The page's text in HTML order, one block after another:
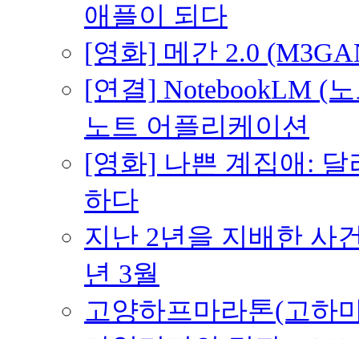
애플이 되다
[영화] 메간 2.0
[연결] NotebookLM (
노트 어플리케이션
[영화] 나쁜 계집애:
하다
지난 2년을 지배한 사
년 3월
고양하프마라톤(고하